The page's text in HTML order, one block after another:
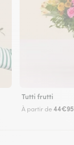
Tutti frutti
À partir de44€95